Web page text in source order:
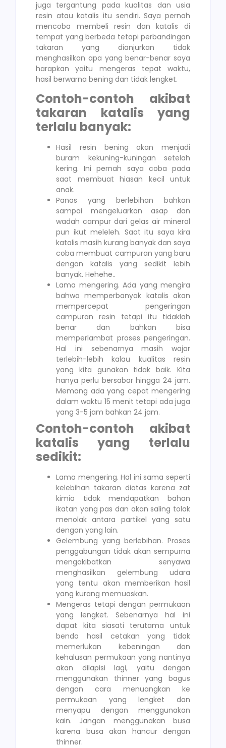
juga tergantung pada kualitas dan usia
resin atau katalis itu sendiri. Saya pernah
mencoba membeli resin dan katalis di
tempat yang berbeda tetapi perbandingan
takaran yang dianjurkan tidak
menghasilkan apa yang benar-benar saya
harapkan yaitu mengeras tepat waktu,
hasil berwarna bening dan tidak lengket.
Contoh-contoh akibat
takaran katalis yang
terlalu banyak:
Hasil resin bening akan menjadi
buram kekuning-kuningan setelah
kering. Ini pernah saya coba pada
saat membuat hiasan kecil untuk
anak.
Panas yang berlebihan bahkan
sampai mengeluarkan asap dan
wadah campur dari gelas air mineral
pun ikut meleleh. Saat itu saya kira
katalis masih kurang banyak dan saya
coba membuat campuran yang baru
dengan katalis yang sedikit lebih
banyak. Hehehe..
Lama mengering. Ada yang mengira
bahwa memperbanyak katalis akan
mempercepat pengeringan
campuran resin tetapi itu tidaklah
benar dan bahkan bisa
memperlambat proses pengeringan.
Hal ini sebenarnya masih wajar
terlebih-lebih kalau kualitas resin
yang kita gunakan tidak baik. Kita
hanya perlu bersabar hingga 24 jam.
Memang ada yang cepat mengering
dalam waktu 15 menit tetapi ada juga
yang 3-5 jam bahkan 24 jam.
Contoh-contoh akibat
katalis yang terlalu
sedikit:
Lama mengering. Hal ini sama seperti
kelebihan takaran diatas karena zat
kimia tidak mendapatkan bahan
ikatan yang pas dan akan saling tolak
menolak antara partikel yang satu
dengan yang lain.
Gelembung yang berlebihan. Proses
penggabungan tidak akan sempurna
mengakibatkan senyawa
menghasilkan gelembung udara
yang tentu akan memberikan hasil
yang kurang memuaskan.
Mengeras tetapi dengan permukaan
yang lengket. Sebenarnya hal ini
dapat kita siasati terutama untuk
benda hasil cetakan yang tidak
memerlukan kebeningan dan
kehalusan permukaan yang nantinya
akan dilapisi lagi, yaitu dengan
menggunakan thinner yang bagus
dengan cara menuangkan ke
permukaan yang lengket dan
menyapu dengan menggunakan
kain. Jangan menggunakan busa
karena busa akan hancur dengan
thinner.